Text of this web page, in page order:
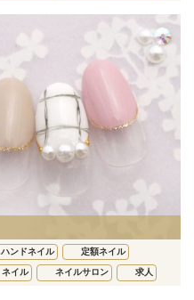
ハンドネイル 定額ネイル
ネイル ネイルサロン 求人